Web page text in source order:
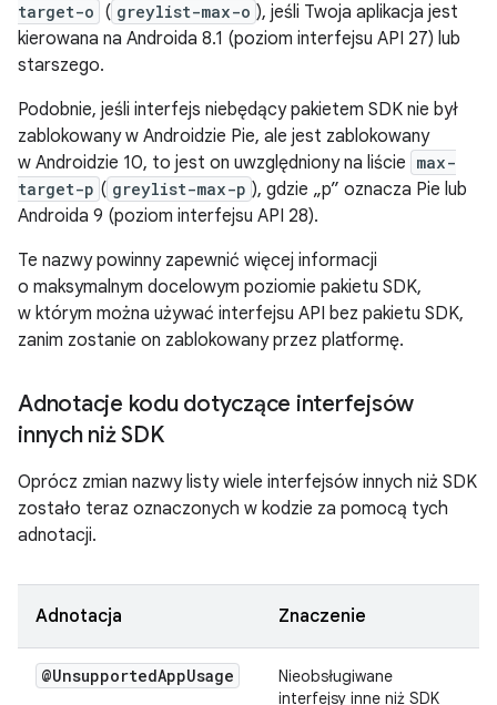
target-o ( greylist-max-o ), jeśli Twoja aplikacja jest
kierowana na Androida 8.1 (poziom interfejsu API 27) lub
starszego.
Podobnie, jeśli interfejs niebędący pakietem SDK nie był
zablokowany w Androidzie Pie, ale jest zablokowany
w Androidzie 10, to jest on uwzględniony na liście max-
target-p ( greylist-max-p ), gdzie „p” oznacza Pie lub
Androida 9 (poziom interfejsu API 28).
Te nazwy powinny zapewnić więcej informacji
o maksymalnym docelowym poziomie pakietu SDK,
w którym można używać interfejsu API bez pakietu SDK,
zanim zostanie on zablokowany przez platformę.
Adnotacje kodu dotyczące interfejsów
innych niż SDK
Oprócz zmian nazwy listy wiele interfejsów innych niż SDK
zostało teraz oznaczonych w kodzie za pomocą tych
adnotacji.
Adnotacja Znaczenie
@UnsupportedAppUsage
Nieobsługiwane
interfejsy inne niż SDK